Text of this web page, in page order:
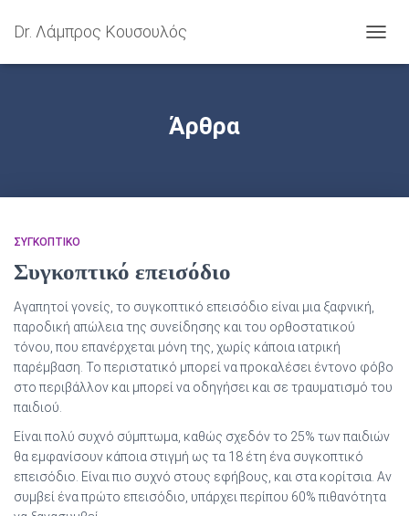
Dr. Λάμπρος Κουσουλός
Άρθρα
ΣΥΓΚΟΠΤΙΚΟ
Συγκοπτικό επεισόδιο
Αγαπητοί γονείς, το συγκοπτικό επεισόδιο είναι μια ξαφνική,
παροδική απώλεια της συνείδησης και του ορθοστατικού
τόνου, που επανέρχεται μόνη της, χωρίς κάποια ιατρική
παρέμβαση. Το περιστατικό μπορεί να προκαλέσει έντονο φόβο
στο περιβάλλον και μπορεί να οδηγήσει και σε τραυματισμό του
παιδιού.
Είναι πολύ συχνό σύμπτωμα, καθώς σχεδόν το 25% των παιδιών
θα εμφανίσουν κάποια στιγμή ως τα 18 έτη ένα συγκοπτικό
επεισόδιο. Είναι πιο συχνό στους εφήβους, και στα κορίτσια. Αν
συμβεί ένα πρώτο επεισόδιο, υπάρχει περίπου 60% πιθανότητα